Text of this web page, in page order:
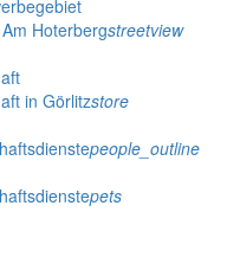
Hoterbergstreetview
in Görlitzstore
people_outline
pets